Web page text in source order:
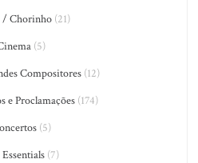
/ Chorinho (21)
(5)
Compositores(12)
e Proclamações(174)
(5)
(7)